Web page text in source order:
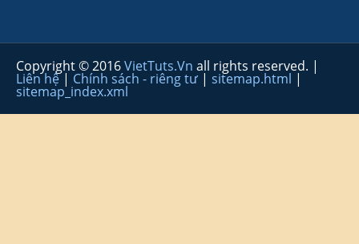
Copyright © 2016VietTuts.Vn all rights reserved. |
Liên hệ| Chính sách - riêng tư | sitemap.html |
sitemap_index.xml